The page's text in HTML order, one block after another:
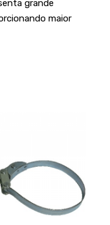
grande
maior